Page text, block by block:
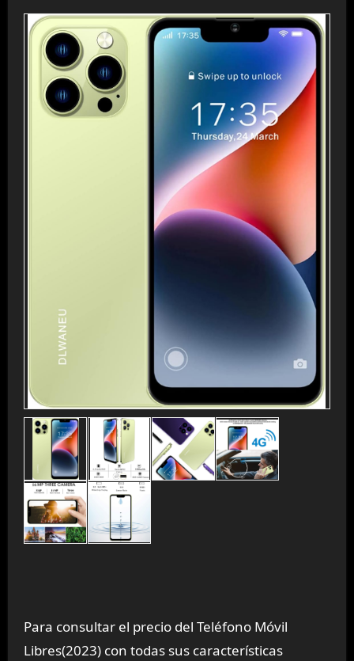
Para consultar el precio del Teléfono Móvil
Libres(2023) con todas sus características